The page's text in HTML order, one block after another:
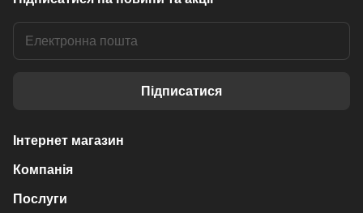
Підписатися
Інтернет магазин
Компанія
Послуги